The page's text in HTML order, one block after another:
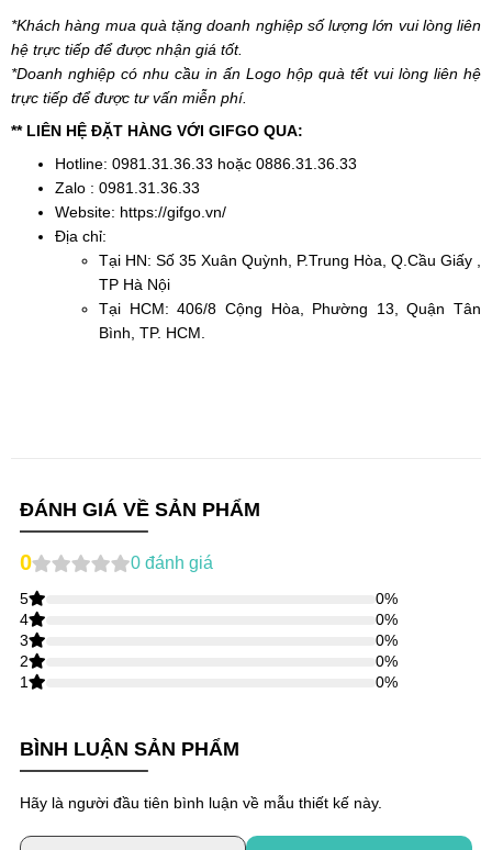
*Khách hàng mua quà tặng doanh nghiệp số lượng lớn vui lòng liên
hệ trực tiếp để được nhận giá tốt.
*Doanh nghiệp có nhu cầu in ấn Logo hộp quà tết vui lòng liên hệ
trực tiếp để được tư vấn miễn phí.
** LIÊN HỆ ĐẶT HÀNG VỚI GIFGO QUA:
Hotline: 0981.31.36.33 hoặc 0886.31.36.33
Zalo : 0981.31.36.33
Website: https://gifgo.vn/
Địa chỉ:
Tại HN: Số 35 Xuân Quỳnh, P.Trung Hòa, Q.Cầu Giấy ,
TP Hà Nội
Tại HCM: 406/8 Cộng Hòa, Phường 13, Quận Tân
Bình, TP. HCM.
ĐÁNH GIÁ VỀ SẢN PHẨM
0 0 đánh giá
5 0%
4
0%
3
0%
2
0%
1
0%
BÌNH LUẬN SẢN PHẨM
Hãy là người đầu tiên bình luận về mẫu thiết kế này.